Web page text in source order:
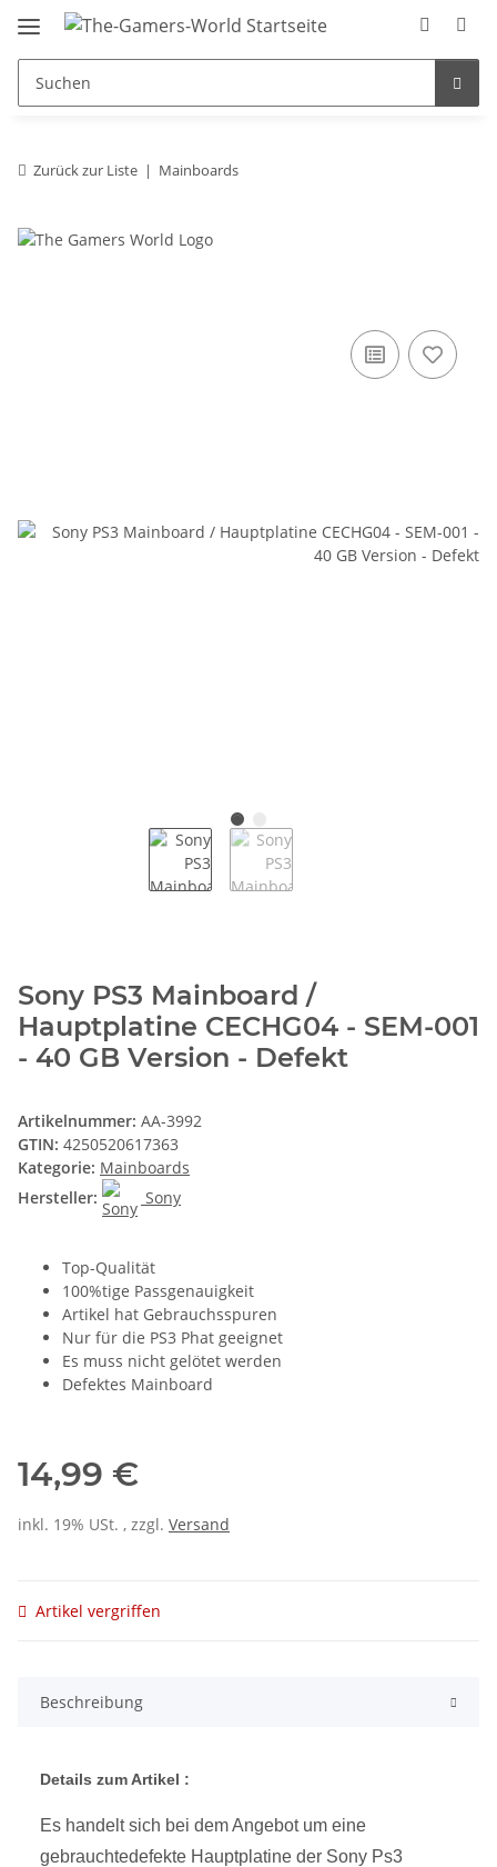
Zurück zur Liste Mainboards
Sony PS3 Mainboard /
Hauptplatine CECHG04 - SEM-001
- 40 GB Version - Defekt
Artikelnummer: AA-3992
GTIN: 4250520617363
Kategorie: Mainboards
Hersteller:
Sony
Top-Qualität
100%tige Passgenauigkeit
Artikel hat Gebrauchsspuren
Nur für die PS3 Phat geeignet
Es muss nicht gelötet werden
Defektes Mainboard
14,99 €
inkl. 19% USt. , zzgl. Versand
Artikel vergriffen
Beschreibung
Details zum Artikel :
Es handelt sich bei dem Angebot um eine
gebrauchtedefekte Hauptplatine der Sony Ps3